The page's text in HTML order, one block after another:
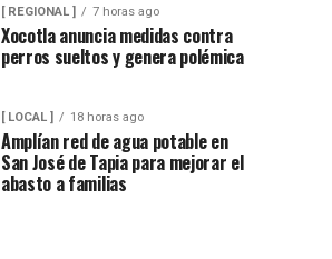
[ REGIONAL ] 7 horas ago
Xocotla anuncia medidas contra
perros sueltos y genera polémica
[ LOCAL ] 18 horas ago
Amplían red de agua potable en
San José de Tapia para mejorar el
abasto a familias